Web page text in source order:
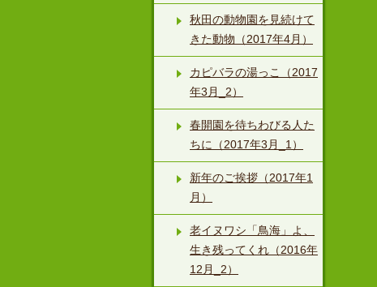
秋田の動物園を見続けて
きた動物（2017年4月）
カピバラの湯っこ（2017
年3月_2）
春開園を待ちわびる人た
ちに（2017年3月_1）
新年のご挨拶（2017年1
月）
老イヌワシ「鳥海」よ、
生き残ってくれ（2016年
12月_2）